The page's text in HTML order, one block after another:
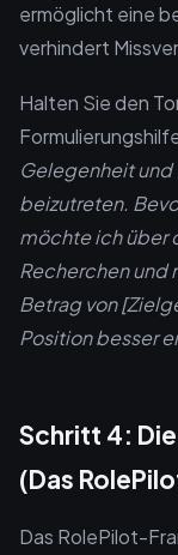
ermöglicht eine
verhindert
Halten Sie den
Gelegenheit und
beizutreten.
möchte ich über
Recherchen und
Betrag von
Position besser
Schritt 4:
(Das
Das RolePilot-